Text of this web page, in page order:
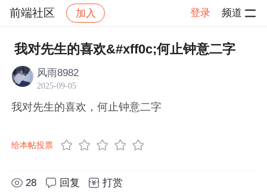
前端社区 加入 登录 频道
社区 前端社区 感慨 帖子详情
我对先生的喜欢&#xff0c;何止钟意二字
风雨8982
2025-09-05
我对先生的喜欢，何止钟意二字
给本帖投票
28 回复 打赏